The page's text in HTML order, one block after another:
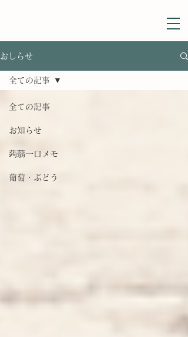
おしらせ
全ての記事
お知らせ
蒟蒻一口メモ
葡萄・ぶどう
全ての記事